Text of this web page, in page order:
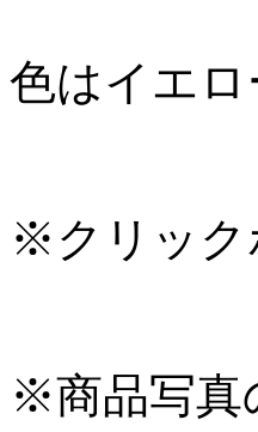
色はイエ
※クリック
※商品写真